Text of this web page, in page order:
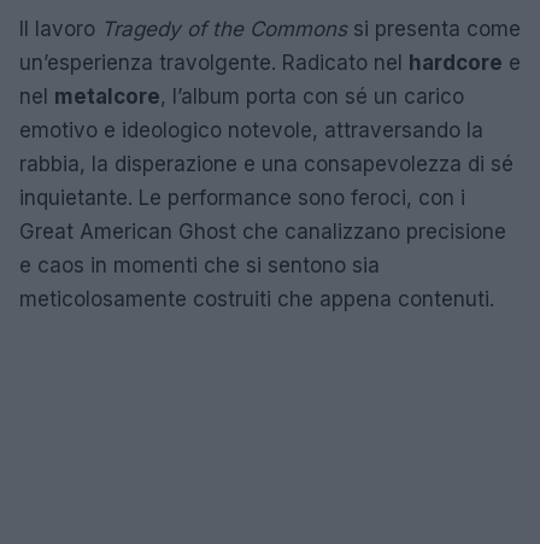
Il lavoro Tragedy of the Commonssi presenta come
un’esperienza travolgente. Radicato nel
hardcore e
nel metalcore, l’album porta con sé un carico
emotivo e ideologico notevole, attraversando la
rabbia, la disperazione e una consapevolezza di sé
inquietante. Le performance sono feroci, con i
Great American Ghost che canalizzano precisione
e caos in momenti che si sentono sia
meticolosamente costruiti che appena contenuti.